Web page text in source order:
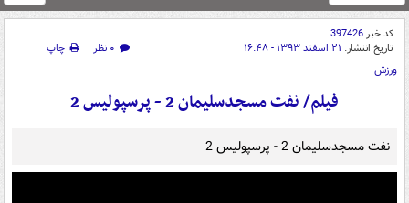
کد خبر397426
تاریخ انتشار: ۲۱ اسفند ۱۳۹۳ - ۱۶:۴۸ ۰ نظر
چاپ
ورزش
فیلم/ نفت مسجدسلیمان 2 - پرسپولیس 2
نفت مسجدسلیمان 2 - پرسپولیس 2